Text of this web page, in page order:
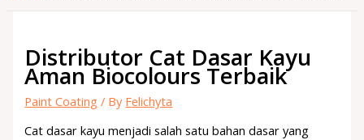
Distributor Cat Dasar Kayu
Aman Biocolours Terbaik
Paint Coating / By Felichyta
Cat dasar kayu menjadi salah satu bahan dasar yang